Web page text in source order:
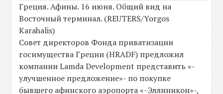
Греция. Афины. 16 июня. Общий вид на
Восточный терминал. (REUTERS/Yorgos
Karahalis)
Совет директоров Фонда приватизации
госимущества Греции (HRADF) предложил
компании Lamda Development представить «-
улучшенное предложение»- по покупке
бывшего афинского аэропорта «-Эллиникон»-,